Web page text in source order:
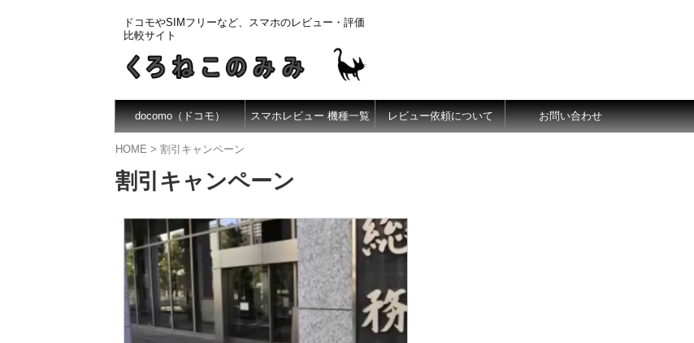
ドコモやSIMフリーなど、スマホのレビュー・評価
比較サイト
docomo（ドコモ） スマホレビュー 機種一覧 レビュー依頼について お問い合わせ
HOME > 割引キャンペーン
割引キャンペーン